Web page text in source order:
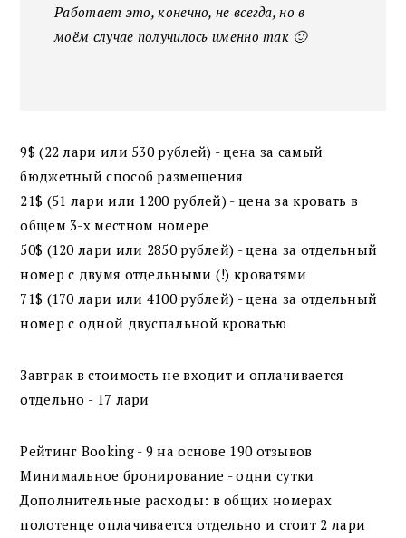
Работает это, конечно, не всегда, но в
моём случае получилось именно так 🙂
9$ (22 лари или 530 рублей) - цена за самый
бюджетный способ размещения
21$ (51 лари или 1200 рублей) - цена за кровать в
общем 3-х местном номере
50$ (120 лари или 2850 рублей) - цена за отдельный
номер с двумя отдельными (!) кроватями
71$ (170 лари или 4100 рублей) - цена за отдельный
номер с одной двуспальной кроватью
Завтрак в стоимость не входит и оплачивается
отдельно - 17 лари
Рейтинг Booking - 9 на основе 190 отзывов
Минимальное бронирование - одни сутки
Дополнительные расходы: в общих номерах
полотенце оплачивается отдельно и стоит 2 лари